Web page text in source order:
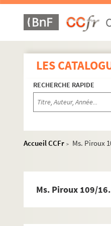
LES
RECHERCHE RAPIDE
Accueil CCFr >
Ms. Piroux
Ms. Piroux 109/
Ms. Piroux 98.
Ms. Piroux 99.
Ms. Piroux 100.
Ms. Piroux 101.
Ms. Piroux 102.
Ms. Piroux 103.
Ms. Piroux 106.
Ms. Piroux 109.